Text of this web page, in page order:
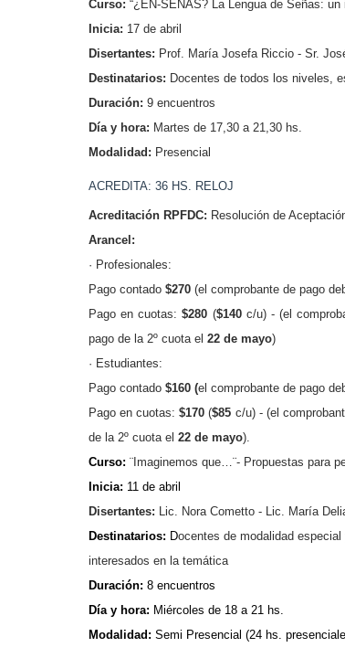
Curso: “¿EN-SEÑAS? La Lengua de Señas: un
Inicia: 17 de abril
Disertantes: Prof. María Josefa Riccio - Sr.
Destinatarios: Docentes de todos los niveles,
Duración: 9 encuentros
Día y hora: Martes de 17,30 a 21,30 hs.
Modalidad: Presencial
ACREDITA: 36 HS. RELOJ
Acreditación RPFDC: Resolución de
Arancel:
· Profesionales:
Pago contado $270 (el comprobante de pago
Pago en cuotas:$280 ($140 c/u) -(el
pago de la 2º cuota el 22 de mayo)
· Estudiantes:
Pago contado $160 (el comprobante de pago
Pago en cuotas:$170($85 c/u) - (el
de la 2º cuota el 22 de mayo).
Curso: ¨Imaginemos que…¨- Propuestas para
Inicia: 11 de abril
Disertantes: Lic. Nora Cometto - Lic. María
Destinatarios: Docentes de modalidad
interesados en la temática
Duración: 8 encuentros
Día y hora: Miércoles de 18 a 21 hs.
Modalidad: Semi Presencial (24 hs.